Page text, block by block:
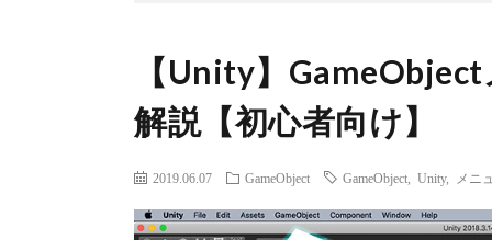
【Unity】
解説【初心者向け】
2019.06.07 GameObject GameObject Unity, メニ